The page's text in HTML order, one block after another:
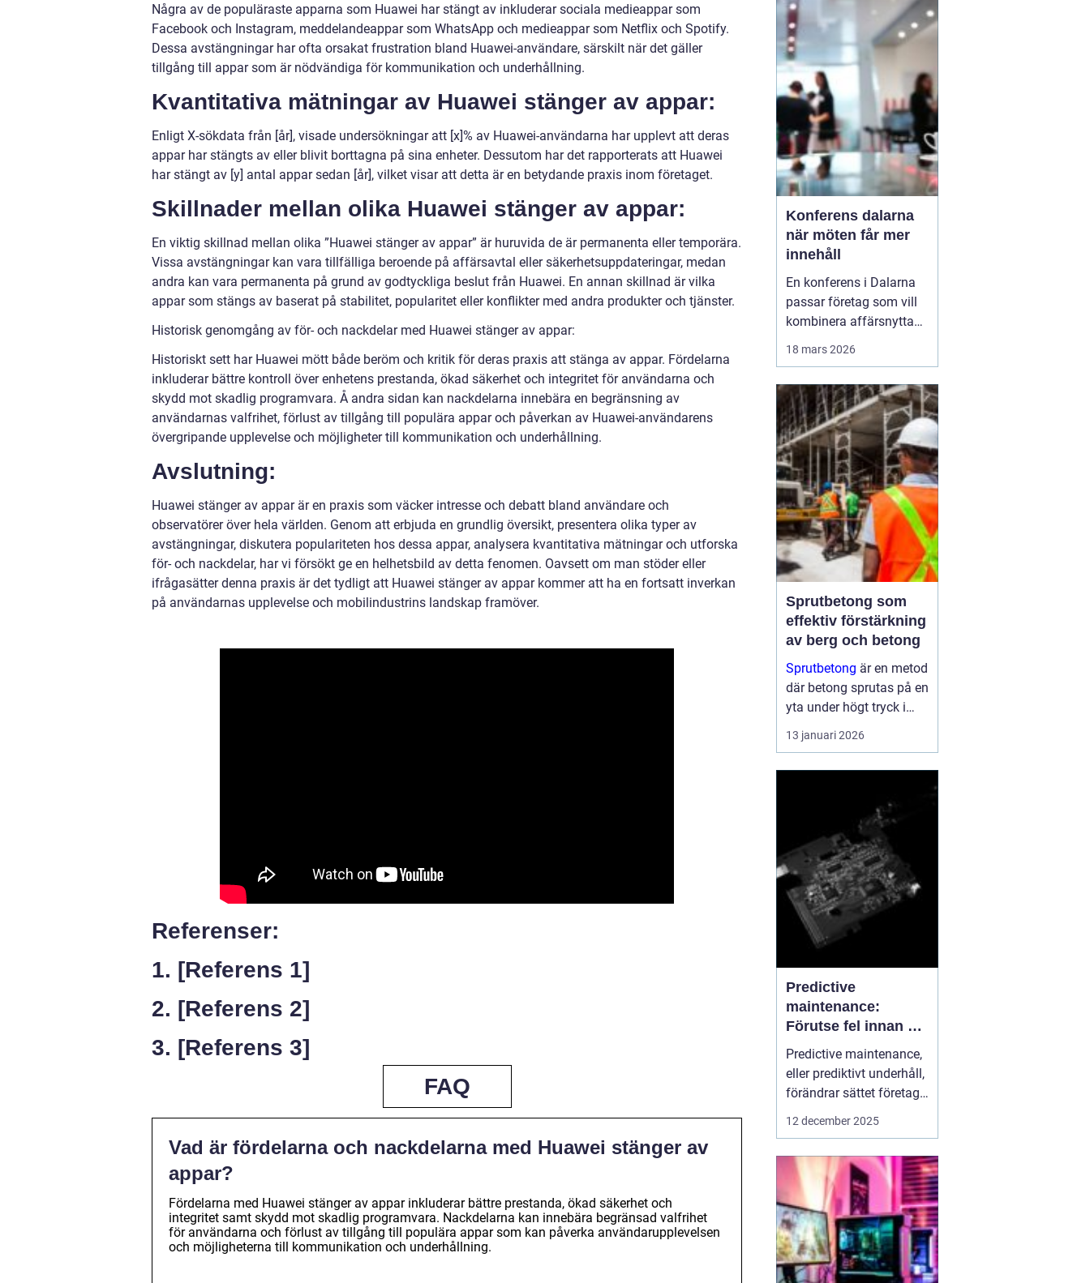
Några av de populäraste apparna som Huawei har stängt av inkluderar sociala medieappar som
Facebook och Instagram, meddelandeappar som WhatsApp och medieappar som Netflix och Spotify.
Dessa avstängningar har ofta orsakat frustration bland Huawei-användare, särskilt när det gäller
tillgång till appar som är nödvändiga för kommunikation och underhållning.
Kvantitativa mätningar av Huawei stänger av appar:
Enligt X-sökdata från [år], visade undersökningar att [x]% av Huawei-användarna har upplevt att deras
appar har stängts av eller blivit borttagna på sina enheter. Dessutom har det rapporterats att Huawei
har stängt av [y] antal appar sedan [år], vilket visar att detta är en betydande praxis inom företaget.
Skillnader mellan olika Huawei stänger av appar:
En viktig skillnad mellan olika ”Huawei stänger av appar” är huruvida de är permanenta eller temporära.
Vissa avstängningar kan vara tillfälliga beroende på affärsavtal eller säkerhetsuppdateringar, medan
andra kan vara permanenta på grund av godtyckliga beslut från Huawei. En annan skillnad är vilka
appar som stängs av baserat på stabilitet, popularitet eller konflikter med andra produkter och tjänster.
Historisk genomgång av för- och nackdelar med Huawei stänger av appar:
Historiskt sett har Huawei mött både beröm och kritik för deras praxis att stänga av appar. Fördelarna
inkluderar bättre kontroll över enhetens prestanda, ökad säkerhet och integritet för användarna och
skydd mot skadlig programvara. Å andra sidan kan nackdelarna innebära en begränsning av
användarnas valfrihet, förlust av tillgång till populära appar och påverkan av Huawei-användarens
övergripande upplevelse och möjligheter till kommunikation och underhållning.
Avslutning:
Huawei stänger av appar är en praxis som väcker intresse och debatt bland användare och
observatörer över hela världen. Genom att erbjuda en grundlig översikt, presentera olika typer av
avstängningar, diskutera populariteten hos dessa appar, analysera kvantitativa mätningar och utforska
för- och nackdelar, har vi försökt ge en helhetsbild av detta fenomen. Oavsett om man stöder eller
ifrågasätter denna praxis är det tydligt att Huawei stänger av appar kommer att ha en fortsatt inverkan
på användarnas upplevelse och mobilindustrins landskap framöver.
Referenser:
1. [Referens 1]
2. [Referens 2]
3. [Referens 3]
FAQ
Vad är fördelarna och nackdelarna med Huawei stänger av
appar?
Fördelarna med Huawei stänger av appar inkluderar bättre prestanda, ökad säkerhet och
integritet samt skydd mot skadlig programvara. Nackdelarna kan innebära begränsad valfrihet
för användarna och förlust av tillgång till populära appar som kan påverka användarupplevelsen
och möjligheterna till kommunikation och underhållning.
mejl till webben behövs
verktyg som är lätta att
förstå, fungerar dygnet
runt och minskar risken
för dubbelbokningar...
Konferens dalarna
när möten får mer
innehåll
En konferens i Dalarna
passar företag som vill
kombinera affärsnytta
landsbygd, djupa skogar,
glittrande sjöar och en
levande kulturhistoria
mitt i Sverige, på rimligt
avstånd från storst...
18 mars 2026
Sprutbetong som
effektiv förstärkning
av berg och betong
Sprutbetong är en metod
där betong sprutas på en
yta under högt tryck i
stället för att gjutas i
formar. Tekniken a...
13 januari 2026
Predictive
maintenance:
Förutse fel innan de
uppstår med hjälp
av sensorer
Predictive maintenance,
eller prediktivt underhåll,
förändrar sättet företag
hanterar maskiner och
går sönder, använder
system se...
12 december 2025